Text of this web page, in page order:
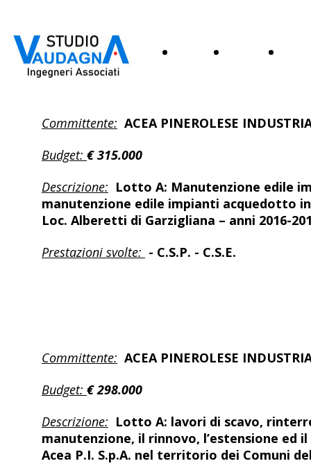
Home
Committente: ACEA PINEROLESE
Budget: € 315.000
Descrizione: Lotto A: Manutenzione edile
manutenzione edile impianti acquedotto
Loc. Alberetti di Garzigliana – anni 2016-
Prestazioni svolte: - C.S.P. - C.S.E.
Committente: ACEA PINEROLESE
Budget: € 298.000
Descrizione: Lotto A: lavori di scavo,
manutenzione, il rinnovo, l’estensione
Acea P.I. S.p.A. nel territorio dei Comuni